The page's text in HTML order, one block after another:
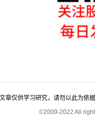
章仅供学习研究，请勿以此为依
©2009-2022 All